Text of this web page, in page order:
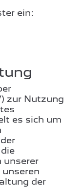
ein:
zur Nutzung
es sich um
unserer
der